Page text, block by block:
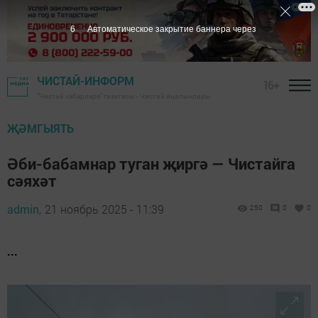
ЧИСТАЙ-ИНФОРМ
ҖӘМГЫЯТЬ
Әби-бабамнар туган җиргә — Чистайга
сәяхәт
admin, 21 ноябрь 2025 - 11:39 250 0 0
...
5 Автоматическое закрытие баннера через